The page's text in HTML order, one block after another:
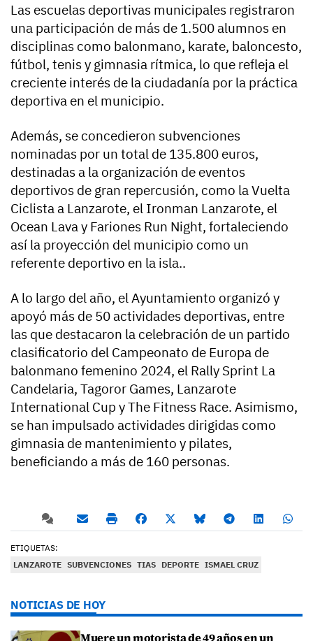
Las escuelas deportivas municipales registraron
una participación de más de 1.500 alumnos en
disciplinas como balonmano, karate, baloncesto,
fútbol, tenis y gimnasia rítmica, lo que refleja el
creciente interés de la ciudadanía por la práctica
deportiva en el municipio.
Además, se concedieron subvenciones
nominadas por un total de 135.800 euros,
destinadas a la organización de eventos
deportivos de gran repercusión, como la Vuelta
Ciclista a Lanzarote, el Ironman Lanzarote, el
Ocean Lava y Fariones Run Night, fortaleciendo
así la proyección del municipio como un
referente deportivo en la isla..
A lo largo del año, el Ayuntamiento organizó y
apoyó más de 50 actividades deportivas, entre
las que destacaron la celebración de un partido
clasificatorio del Campeonato de Europa de
balonmano femenino 2024, el Rally Sprint La
Candelaria, Tagoror Games, Lanzarote
International Cup y The Fitness Race. Asimismo,
se han impulsado actividades dirigidas como
gimnasia de mantenimiento y pilates,
beneficiando a más de 160 personas.
ETIQUETAS:
LANZAROTE SUBVENCIONES TIAS DEPORTE ISMAEL CRUZ
NOTICIAS DE HOY
Muere un motorista de 49 años en un